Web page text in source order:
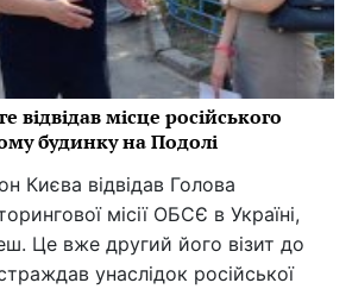
відвідав місце російського
будинку на Подолі
Києва відвідав Голова
місії ОБСЄ в Україні,
Це вже другий його візит до
унаслідок російської